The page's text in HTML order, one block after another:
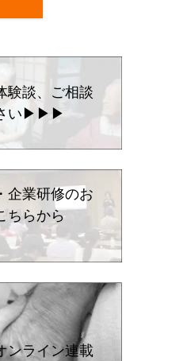
験談、ご相談
さい▶▶▶
企業研修のお
ちらから
ンライン連載